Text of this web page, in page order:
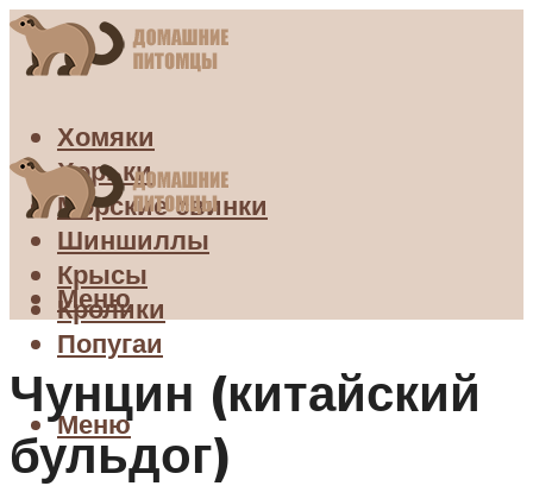
Хомяки
Хорьки
Морские свинки
Шиншиллы
Крысы
Кролики
Попугаи
Меню
Меню
Чунцин (китайский
бульдог)